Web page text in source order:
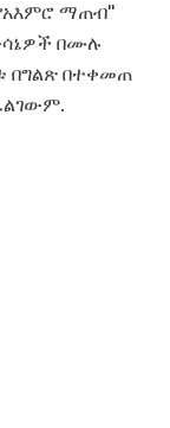
ማጠብ"
በሙሉ
በግልጽ በተቀመጠ